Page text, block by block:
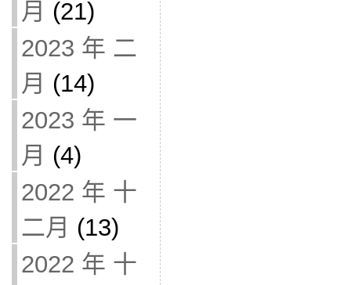
月 (21)
2023 年 二
月 (14)
2023 年 一
月 (4)
2022 年 十
二月 (13)
2022 年 十